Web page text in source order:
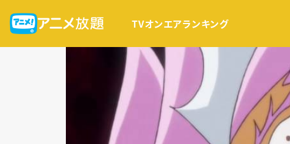
TVオンエアランキング